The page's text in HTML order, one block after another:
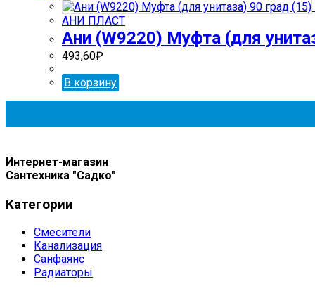
АНИ ПЛАСТ
Ани (W9220) Муфта (для
493,60₽
В корзину
Интернет-магазин
Сантехника "Садко"
Категории
Смесители
Канализация
Санфаянс
Радиаторы